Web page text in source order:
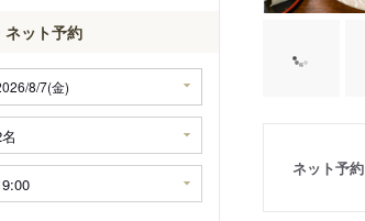
ネット予約
ネット予約